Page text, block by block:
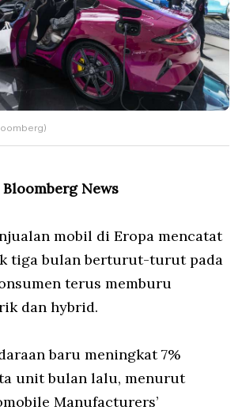
News
mobil di Eropa mencatat
tiga bulan berturut-turut pada
terus memburu
dan hybrid.
baru meningkat 7%
unit bulan lalu, menurut
Manufacturers’